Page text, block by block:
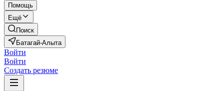
Помощь
Ещё
Поиск
Батагай-Алыта
Войти
Войти
Создать резюме